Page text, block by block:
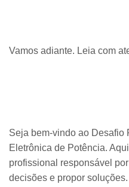
Vamos adiante. Leia com
Seja bem-vindo ao
Eletrônica de Potência.
profissional responsável
decisões e propor